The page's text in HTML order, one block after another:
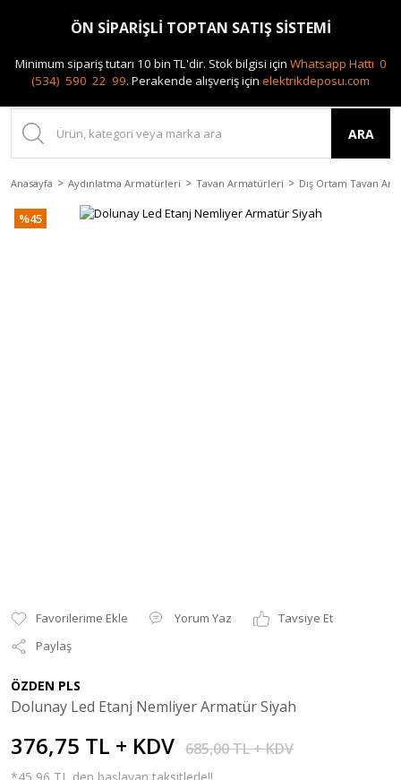
0(212) 240 87 88
ARA
Anasayfa Aydınlatma Armatürleri Tavan Armatürleri Dış Ortam Tavan
%45
Yorum Yaz
Tavsiye Et
Paylaş
ÖZDEN PLS
Dolunay Led Etanj Nemliyer Armatür Siyah
376,75 TL + KDV 685,00 TL + KDV
ÖN SİPARİŞLİ TOPTAN SATIŞ SİSTEMİ
Minimum sipariş tutarı 10 bin TL'dir. Stok bilgisi için Whatsapp Hattı 0
(534) 590 22 99. Perakende alışveriş için elektrikdeposu.com